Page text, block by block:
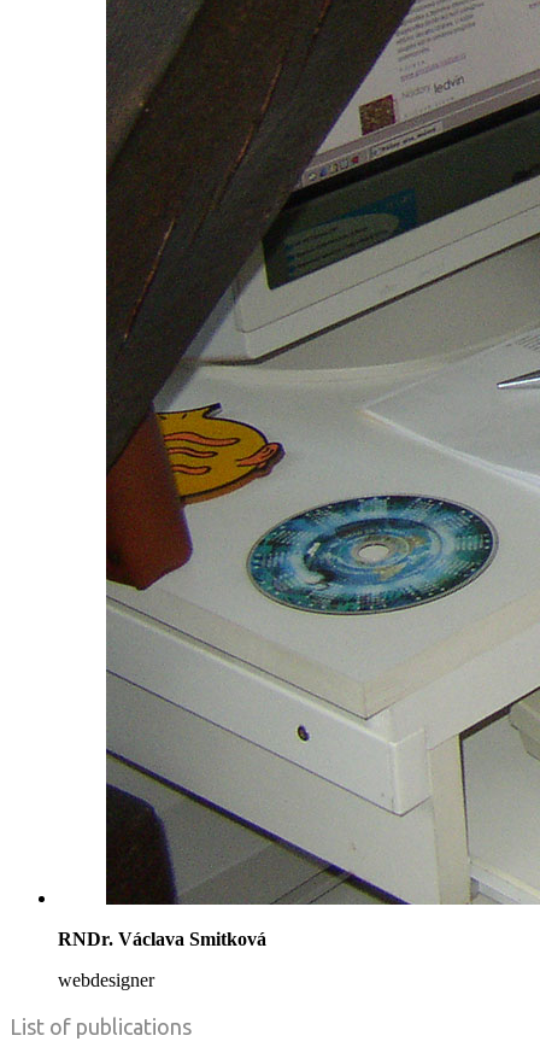
RNDr. Václava Smitková
webdesigner
List of publications